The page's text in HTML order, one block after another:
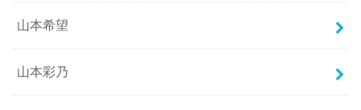
山本希望
山本彩乃